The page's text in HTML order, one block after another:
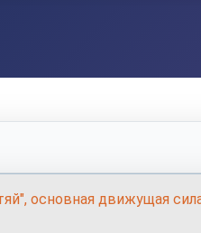
основная движущая